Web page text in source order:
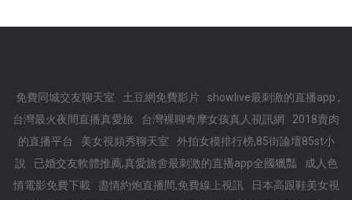
免費同城交友聊天室 土豆網免費影片
showlive最刺激的直播app ,
台灣最火夜間直播真愛旅
台灣裸聊奇摩女孩真人視訊網
2018賣肉
的直播平台
美女視頻秀聊天室
外拍女模排行榜,85街論壇85st小
說
已婚交友軟體推薦,真愛旅舍最刺激的直播app全國獵豔
成人色
情電影免費下載
盡情約炮直播間,免費線上視訊
日本高跟鞋美女視